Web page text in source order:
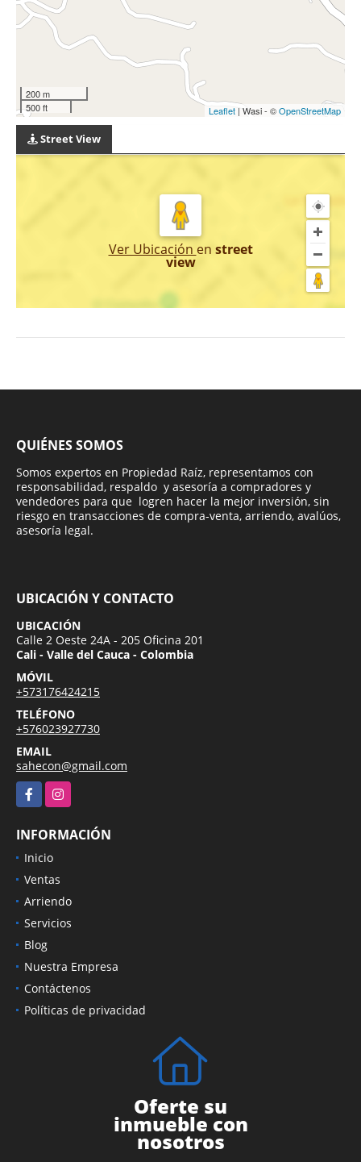
200 m
500 ft
Leaflet | Wasi - ©OpenStreetMap
Street View
Ver Ubicación en street
view
QUIÉNES SOMOS
Somos expertos en Propiedad Raíz, representamos con
responsabilidad, respaldo y asesoría a compradores y
vendedores para que logren hacer la mejor inversión, sin
riesgo en transacciones de compra-venta, arriendo, avalúos,
asesoría legal.
UBICACIÓN Y CONTACTO
UBICACIÓN
Calle 2 Oeste 24A - 205 Oficina 201
Cali - Valle del Cauca - Colombia
MÓVIL
+573176424215
TELÉFONO
+576023927730
EMAIL
sahecon@gmail.com
FacebookInstagram
INFORMACIÓN
Inicio
Ventas
Arriendo
Servicios
Blog
Nuestra Empresa
Contáctenos
Políticas de privacidad
Oferte su
inmueble con
nosotros